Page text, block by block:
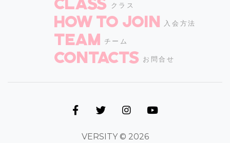
クラス
How to join 入会方法
TEAM チーム
CONTACTS お問合せ
VERSITY © 2026